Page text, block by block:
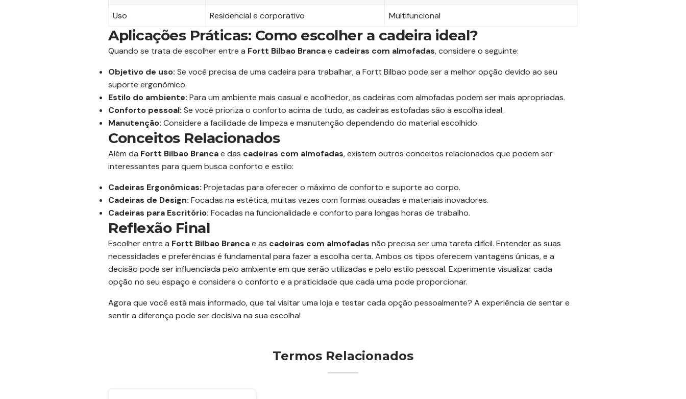
Uso
Residencial e corporativo Multifuncional
Aplicações Práticas: Como escolher a cadeira ideal?
Quando se trata de escolher entre a Fortt Bilbao Brancae cadeiras com almofadas, considere o seguinte:
Objetivo de uso: Se você precisa de uma cadeira para trabalhar, a Fortt Bilbao pode ser a melhor opção devido ao seu
suporte ergonômico.
Estilo do ambiente: Para um ambiente mais casual e acolhedor, as cadeiras com almofadas podem ser mais apropriadas.
Conforto pessoal: Se você prioriza o conforto acima de tudo, as cadeiras estofadas são a escolha ideal.
Manutenção: Considere a facilidade de limpeza e manutenção dependendo do material escolhido.
Conceitos Relacionados
Além da Fortt Bilbao Brancae das cadeiras com almofadas, existem outros conceitos relacionados que podem ser
interessantes para quem busca conforto e estilo:
Cadeiras Ergonômicas: Projetadas para oferecer o máximo de conforto e suporte ao corpo.
Cadeiras de Design: Focadas na estética, muitas vezes com formas ousadas e materiais inovadores.
Cadeiras para Escritório: Focadas na funcionalidade e conforto para longas horas de trabalho.
Reflexão Final
Escolher entre a Fortt Bilbao Brancae as cadeiras com almofadas não precisa ser uma tarefa difícil. Entender as suas
necessidades e preferências é fundamental para fazer a escolha certa. Ambos os tipos oferecem vantagens únicas, e a
decisão pode ser influenciada pelo ambiente em que serão utilizadas e pelo estilo pessoal. Experimente visualizar cada
opção no seu espaço e considere o conforto e a praticidade que cada uma pode proporcionar.
Agora que você está mais informado, que tal visitar uma loja e testar cada opção pessoalmente? A experiência de sentar e
sentir a diferença pode ser decisiva na sua escolha!
Termos Relacionados